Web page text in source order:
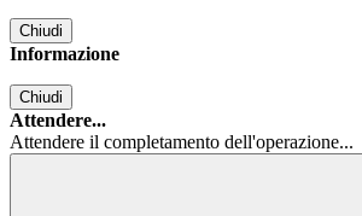
Chiudi
Informazione
Chiudi
Attendere...
Attendere il completamento dell'operazione...